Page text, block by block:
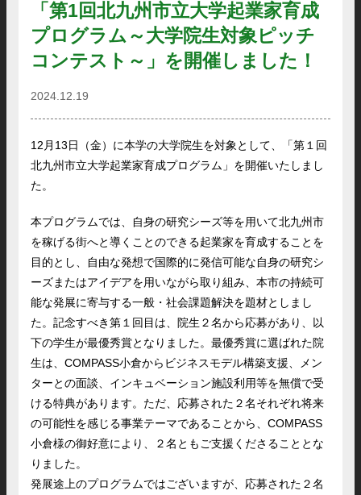
「第1回北九州市立大学起業家育成
プログラム～大学院生対象ピッチ
コンテスト～」を開催しました！
2024.12.19
12月13日（金）に本学の大学院生を対象として、「第１回
北九州市立大学起業家育成プログラム」を開催いたしまし
た。
本プログラムでは、自身の研究シーズ等を用いて北九州市
を稼げる街へと導くことのできる起業家を育成することを
目的とし、自由な発想で国際的に発信可能な自身の研究シ
ーズまたはアイデアを用いながら取り組み、本市の持続可
能な発展に寄与する一般・社会課題解決を題材としまし
た。記念すべき第１回目は、院生２名から応募があり、以
下の学生が最優秀賞となりました。最優秀賞に選ばれた院
生は、COMPASS小倉からビジネスモデル構築支援、メン
ターとの面談、インキュベーション施設利用等を無償で受
ける特典があります。ただ、応募された２名それぞれ将来
の可能性を感じる事業テーマであることから、COMPASS
小倉様の御好意により、２名ともご支援くださることとな
りました。
発展途上のプログラムではございますが、応募された２名